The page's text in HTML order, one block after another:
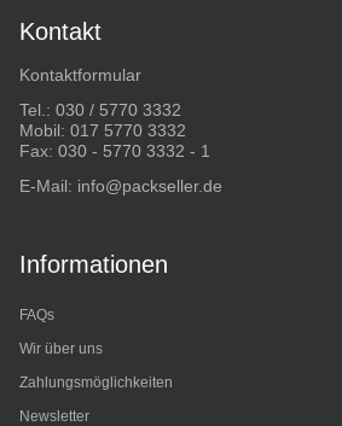
Kontakt
Kontaktformular
Tel.: 030 / 5770 3332
Mobil: 017 5770 3332
Fax: 030 - 5770 3332 - 1
E-Mail: info@packseller.de
Informationen
FAQs
Wir über uns
Zahlungsmöglichkeiten
Newsletter